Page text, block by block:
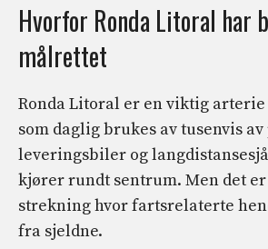
Hvorfor Ronda Litoral har
målrettet
Ronda Litoral er en viktig arterie
som daglig brukes av tusenvis
leveringsbiler og
kjører rundt sentrum. Men det er
strekning hvor fartsrelaterte
fra sjeldne.